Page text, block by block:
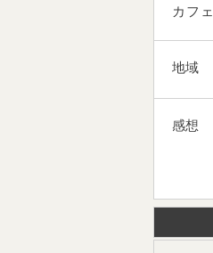
カフェ
地域
感想